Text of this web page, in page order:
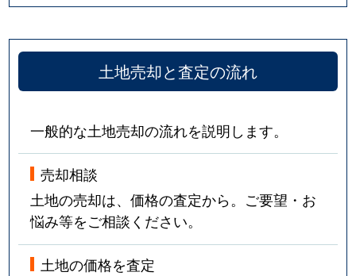
土地売却と査定の流れ
一般的な土地売却の流れを説明します。
売却相談
土地の売却は、価格の査定から。ご要望・お
悩み等をご相談ください。
土地の価格を査定